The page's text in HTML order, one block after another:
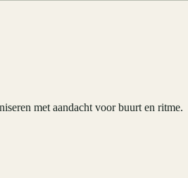
met aandacht voor buurt en ritme.